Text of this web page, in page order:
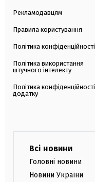
Рекламодавцям
Правила користування
Політика конфіденційності
Політика використання
штучного інтелекту
Політика конфіденційності
додатку
Всі новини
Головні новини
Новини України